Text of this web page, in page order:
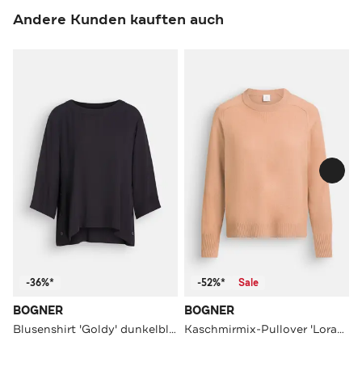
Andere Kunden kauften auch
-36%*
BOGNER
Blusenshirt 'Goldy' dunkelblau
-52%* Sale
BOGNER
Kaschmirmix-Pullover 'Lorana' camel